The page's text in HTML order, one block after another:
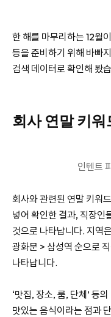
한 해를 마무리하는 12월
등을 준비하기 위해 바빠
검색 데이터로 확인해 봤
회사 연말 키워
인텐트
회사와 관련된 연말 키워
넣어 확인한 결과, 직장인
것으로 나타납니다. 지역
광화문 > 삼성역 순으로
나타납니다.
‘맛집, 장소, 룸, 단체’ 등
맛있는 음식이라는 점과